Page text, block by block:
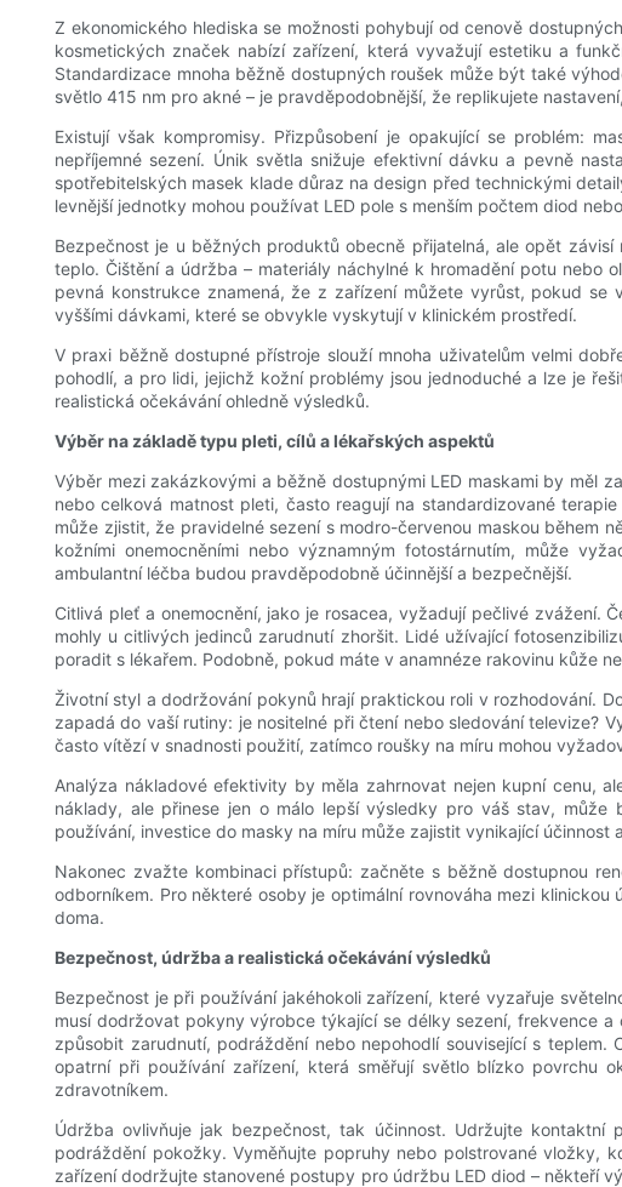
Z ekonomického hlediska se možnosti pohybují od cenově
kosmetických značek nabízí zařízení, která vyvažují estetiku a
Standardizace mnoha běžně dostupných roušek může být také
světlo 415 nm pro akné – je pravděpodobnější, že replikujete
Existují však kompromisy. Přizpůsobení je opakující se problém:
nepříjemné sezení. Únik světla snižuje efektivní dávku a pevně
spotřebitelských masek klade důraz na design před technickými
levnější jednotky mohou používat LED pole s menším počtem diod
Bezpečnost je u běžných produktů obecně přijatelná, ale opět
teplo. Čištění a údržba – materiály náchylné k hromadění potu nebo
pevná konstrukce znamená, že z zařízení můžete vyrůst, pokud
vyššími dávkami, které se obvykle vyskytují v klinickém prostředí.
V praxi běžně dostupné přístroje slouží mnoha uživatelům velmi
pohodlí, a pro lidi, jejichž kožní problémy jsou jednoduché a lze je
realistická očekávání ohledně výsledků.
Výběr na základě typu pleti, cílů a lékařských aspektů
Výběr mezi zakázkovými a běžně dostupnými LED maskami by měl
nebo celková matnost pleti, často reagují na standardizované
může zjistit, že pravidelné sezení s modro-červenou maskou během
kožními onemocněními nebo významným fotostárnutím, může
ambulantní léčba budou pravděpodobně účinnější a bezpečnější.
Citlivá pleť a onemocnění, jako je rosacea, vyžadují pečlivé zvážení.
mohly u citlivých jedinců zarudnutí zhoršit. Lidé užívající
poradit s lékařem. Podobně, pokud máte v anamnéze rakovinu kůže
Životní styl a dodržování pokynů hrají praktickou roli v rozhodování.
zapadá do vaší rutiny: je nositelné při čtení nebo sledování televize?
často vítězí v snadnosti použití, zatímco roušky na míru mohou
Analýza nákladové efektivity by měla zahrnovat nejen kupní cenu,
náklady, ale přinese jen o málo lepší výsledky pro váš stav,
používání, investice do masky na míru může zajistit vynikající
Nakonec zvažte kombinaci přístupů: začněte s běžně dostupnou
odborníkem. Pro některé osoby je optimální rovnováha mezi
doma.
Bezpečnost, údržba a realistická očekávání výsledků
Bezpečnost je při používání jakéhokoli zařízení, které vyzařuje
musí dodržovat pokyny výrobce týkající se délky sezení, frekvence
způsobit zarudnutí, podráždění nebo nepohodlí související s
opatrní při používání zařízení, která směřují světlo blízko povrchu
zdravotníkem.
Údržba ovlivňuje jak bezpečnost, tak účinnost. Udržujte kontaktní
podráždění pokožky. Vyměňujte popruhy nebo polstrované vložky,
zařízení dodržujte stanovené postupy pro údržbu LED diod – někteří